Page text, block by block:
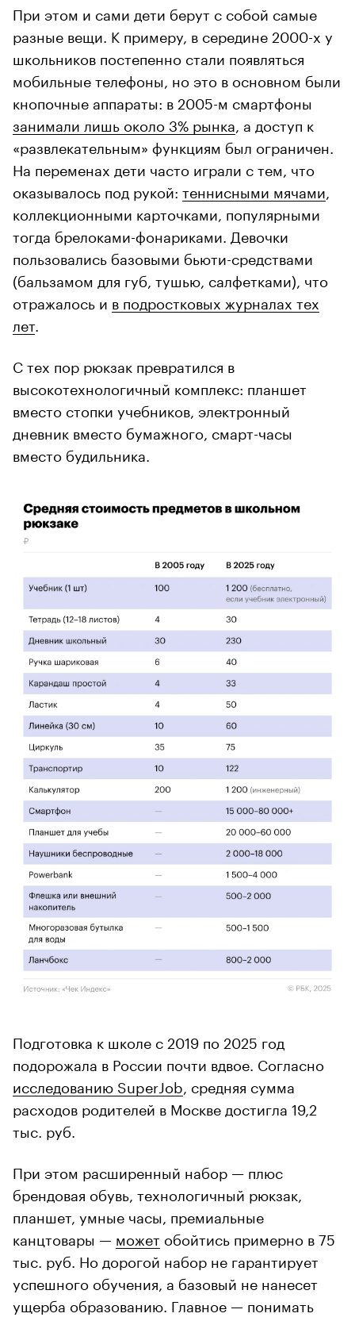
При этом и сами дети берут с собой самые
разные вещи. К примеру, в середине 2000-х у
школьников постепенно стали появляться
мобильные телефоны, но это в основном были
кнопочные аппараты: в 2005-м смартфоны
занимали лишь около 3% рынка , а доступ к
«развлекательным» функциям был ограничен.
На переменах дети часто играли с тем, что
оказывалось под рукой: теннисными мячами
коллекционными карточками, популярными
тогда брелоками-фонариками. Девочки
пользовались базовыми бьюти-средствами
(бальзамом для губ, тушью, салфетками), что
отражалось и в подростковых журналах тех
лет.
С тех пор рюкзак превратился в
высокотехнологичный комплекс: планшет
вместо стопки учебников, электронный
дневник вместо бумажного, смарт-часы
вместо будильника.
Подготовка к школе с 2019 по 2025 год
подорожала в России почти вдвое. Согласно
исследованию SuperJob , средняя сумма
расходов родителей в Москве достигла 19,2
тыс. руб.
При этом расширенный набор — плюс
брендовая обувь, технологичный рюкзак,
планшет, умные часы, премиальные
канцтовары — может обойтись примерно в 75
тыс. руб. Но дорогой набор не гарантирует
успешного обучения, а базовый не нанесет
ущерба образованию. Главное — понимать